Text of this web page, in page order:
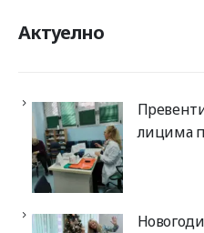
Актуелно
лицима